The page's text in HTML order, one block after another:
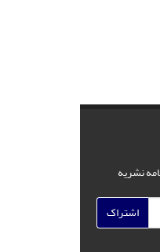
نشریه
اشتراک